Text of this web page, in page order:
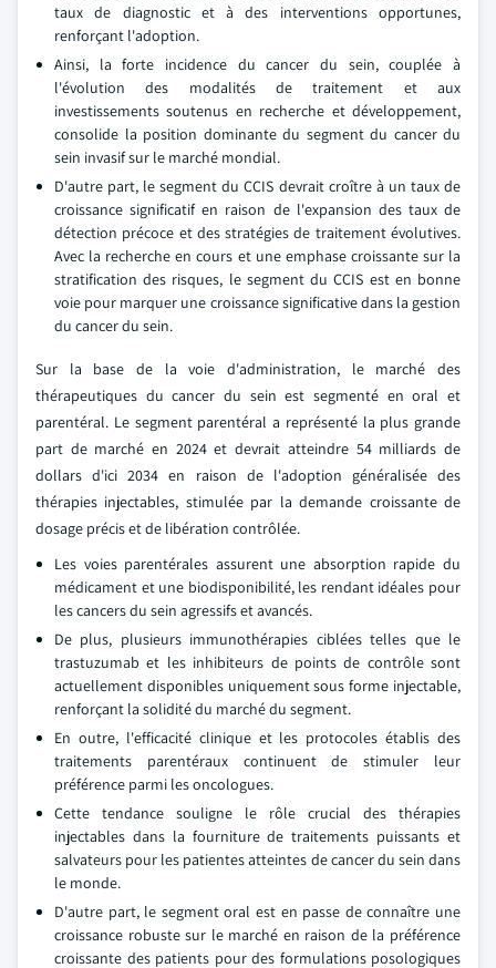
taux de diagnostic et à des interventions opportunes,
renforçant l'adoption.
Ainsi, la forte incidence du cancer du sein, couplée à
l'évolution des modalités de traitement et aux
investissements soutenus en recherche et développement,
consolide la position dominante du segment du cancer du
sein invasif sur le marché mondial.
D'autre part, le segment du CCIS devrait croître à un taux de
croissance significatif en raison de l'expansion des taux de
détection précoce et des stratégies de traitement évolutives.
Avec la recherche en cours et une emphase croissante sur la
stratification des risques, le segment du CCIS est en bonne
voie pour marquer une croissance significative dans la gestion
du cancer du sein.
Sur la base de la voie d'administration, le marché des
thérapeutiques du cancer du sein est segmenté en oral et
parentéral. Le segment parentéral a représenté la plus grande
part de marché en 2024 et devrait atteindre 54 milliards de
dollars d'ici 2034 en raison de l'adoption généralisée des
thérapies injectables, stimulée par la demande croissante de
dosage précis et de libération contrôlée.
Les voies parentérales assurent une absorption rapide du
médicament et une biodisponibilité, les rendant idéales pour
les cancers du sein agressifs et avancés.
De plus, plusieurs immunothérapies ciblées telles que le
trastuzumab et les inhibiteurs de points de contrôle sont
actuellement disponibles uniquement sous forme injectable,
renforçant la solidité du marché du segment.
En outre, l'efficacité clinique et les protocoles établis des
traitements parentéraux continuent de stimuler leur
préférence parmi les oncologues.
Cette tendance souligne le rôle crucial des thérapies
injectables dans la fourniture de traitements puissants et
salvateurs pour les patientes atteintes de cancer du sein dans
le monde.
D'autre part, le segment oral est en passe de connaître une
croissance robuste sur le marché en raison de la préférence
croissante des patients pour des formulations posologiques